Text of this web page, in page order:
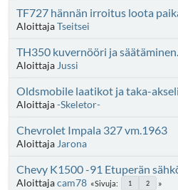
TF727 hännän irroitus loota
AloittajaTseitsei
TH350 kuvernööri ja säätäminen.
Aloittaja Jussi
Oldsmobile laatikot ja taka-
Aloittaja-Skeletor-
Chevrolet Impala 327 vm.1963
Aloittaja Jarona
Chevy K1500 -91 Etuperän
Aloittajacam78 Sivuja 1 2